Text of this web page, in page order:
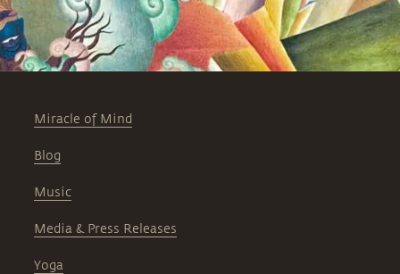
Miracle of Mind
Blog
Music
Media & Press Releases
Yoga